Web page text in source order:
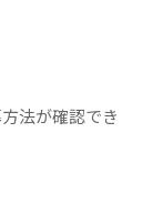
法が確認でき